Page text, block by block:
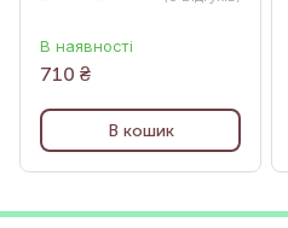
В наявності
710 ₴
В кошик